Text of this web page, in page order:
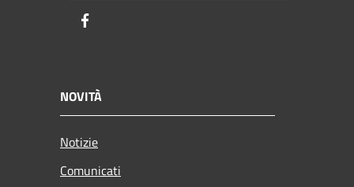
NOVITÀ
Notizie
Comunicati